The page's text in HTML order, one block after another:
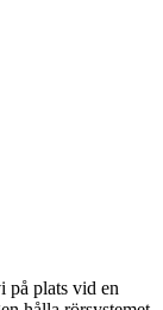
på plats vid en